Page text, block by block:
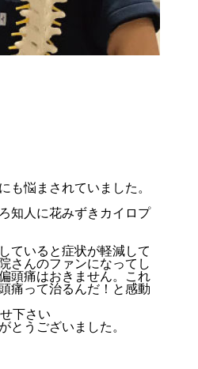
も悩まされていました。
知人に花みずきカイロプ
ていると症状が軽減して
さんのファンになってし
頭痛はおきません。これ
痛って治るんだ！と感動
下さい
とうございました。